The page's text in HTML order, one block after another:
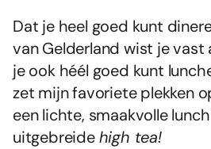
Dat je heel goed kunt
van Gelderland wist je vast
je ook héél goed kunt
zet mijn favoriete plekken
een lichte, smaakvolle
uitgebreidehigh tea!